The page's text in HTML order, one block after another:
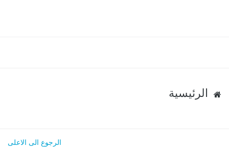
الرئيسية
الرجوع الى الاعلى